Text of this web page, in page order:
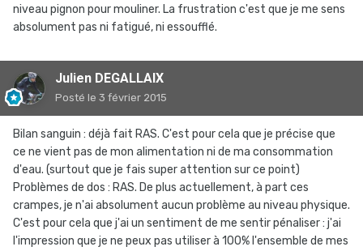
niveau pignon pour mouliner. La frustration c'est que je me sens
absolument pas ni fatigué, ni essoufflé.
Julien DEGALLAIX
Posté le 3 février 2015
Bilan sanguin : déjà fait RAS. C'est pour cela que je précise que
ce ne vient pas de mon alimentation ni de ma consommation
d'eau. (surtout que je fais super attention sur ce point)
Problèmes de dos : RAS. De plus actuellement, à part ces
crampes, je n'ai absolument aucun problème au niveau physique.
C'est pour cela que j'ai un sentiment de me sentir pénaliser : j'ai
l'impression que je ne peux pas utiliser à 100% l'ensemble de mes